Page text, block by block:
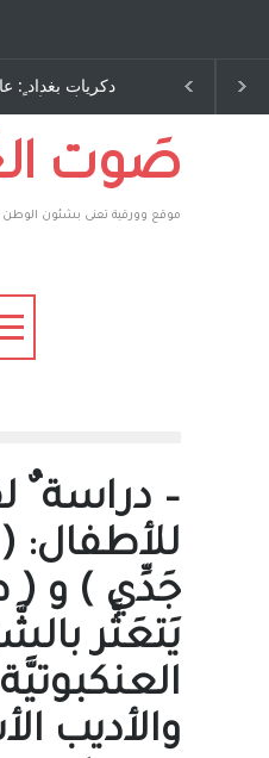
الاستيطان
المستمر - قلم :
عاشها وكتبها
الامريكية
صَوت
موقع وورقية تعنى بشئون الوطن
– دراسة
للأطفال: (
جَدِّي ) و (
يَتعَثَّر
والأديب